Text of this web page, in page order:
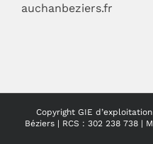
auchanbeziers.fr
Copyright GIE
Béziers | RCS : 302 238 738 |